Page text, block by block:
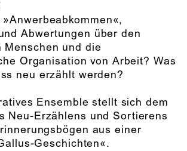
Abwertungen über den
Menschen und die
Organisation von Arbeit? Was
neu erzählt werden?
Ensemble stellt sich dem
Neu-Erzählens und Sortierens
aus einer
Geschichten«.